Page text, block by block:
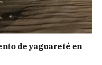
de yaguareté en